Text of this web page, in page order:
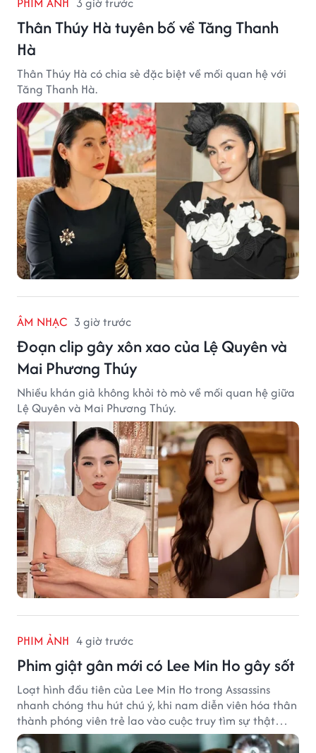
Thân Thúy Hà tuyên bố về Tăng Thanh
Hà
Thân Thúy Hà có chia sẻ đặc biệt về mối quan hệ với
Tăng Thanh Hà.
ÂM NHẠC 3 giờ trước
Đoạn clip gây xôn xao của Lệ Quyên và
Mai Phương Thúy
Nhiều khán giả không khỏi tò mò về mối quan hệ giữa
Lệ Quyên và Mai Phương Thúy.
PHIM ẢNH 4 giờ trước
Phim giật gân mới có Lee Min Ho gây sốt
Loạt hình đầu tiên của Lee Min Ho trong Assassins
nhanh chóng thu hút chú ý, khi nam diễn viên hóa thân
thành phóng viên trẻ lao vào cuộc truy tìm sự thật
phía sau một vụ ám sát gây chấn động Hàn Quốc.